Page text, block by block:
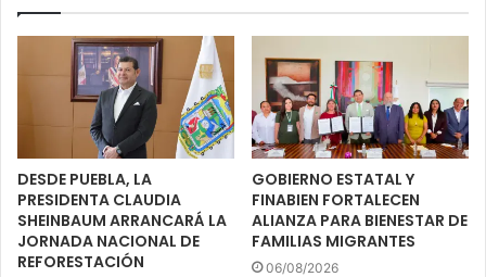
DESDE PUEBLA, LA
PRESIDENTA CLAUDIA
SHEINBAUM ARRANCARÁ LA
JORNADA NACIONAL DE
REFORESTACIÓN
GOBIERNO ESTATAL Y
FINABIEN FORTALECEN
ALIANZA PARA BIENESTAR DE
FAMILIAS MIGRANTES
06/08/2026